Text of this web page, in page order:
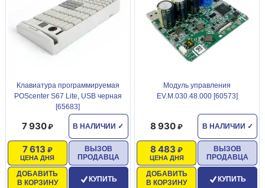
Клавиатура программируемая
POScenter S67 Lite, USB черная
[65683]
В НАЛИЧИИ ✓
7 930
ЦЕНА ДНЯ
7 613
ДОБАВИТЬ
В КОРЗИНУ
ВЫЗОВ
ПРОДАВЦА
КУПИТЬ
Модуль управления
EV.M.030.48.000 [60573]
В НАЛИЧИИ ✓
8 930
ЦЕНА ДНЯ
8 483
ДОБАВИТЬ
В КОРЗИНУ
ВЫЗОВ
ПРОДАВЦА
КУПИТЬ